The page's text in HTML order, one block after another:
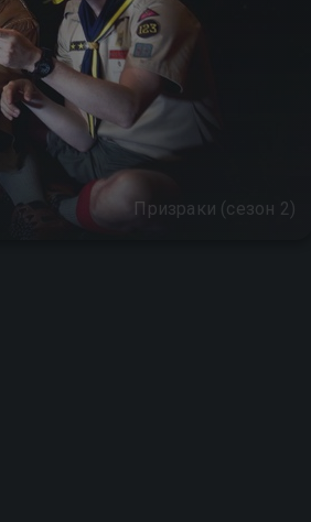
Призраки (сезон 2)